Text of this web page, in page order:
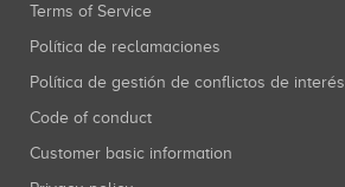
Terms of Service
Política de reclamaciones
Política de gestión de conflictos de interés
Code of conduct
Customer basic information